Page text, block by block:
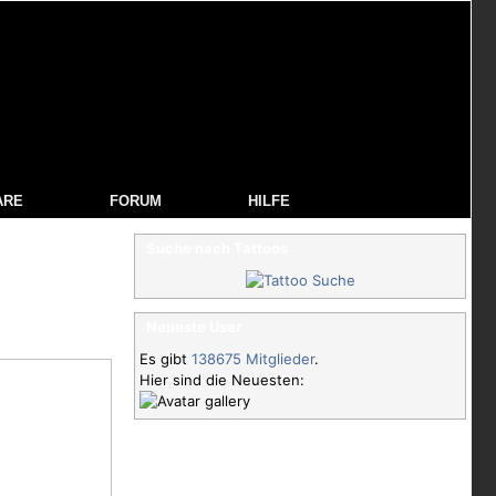
FORUM HILFE
Es gibt 138675 Mitglieder.
Hier sind die Neuesten: